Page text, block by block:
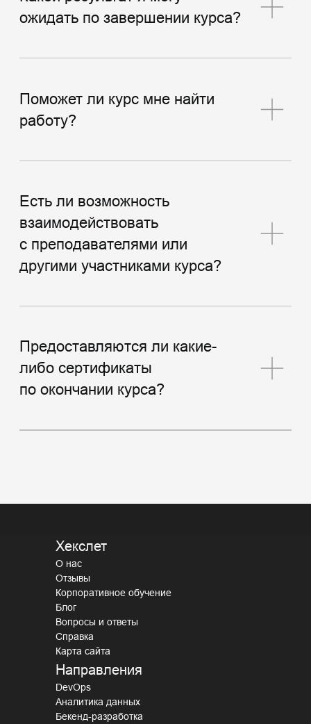
Хекслет
О нас
Отзывы
Корпоративное обучение
Блог
Вопросы и ответы
Справка
Карта сайта
Направления
DevOps
Аналитика данных
Бекенд-разработка